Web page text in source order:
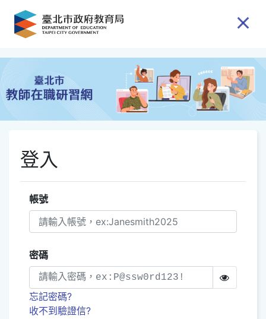
跳到主要內容
登入
帳號
密碼
忘記密碼?
收不到驗證信?